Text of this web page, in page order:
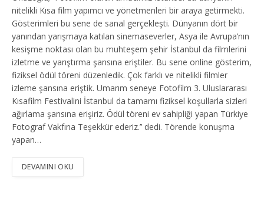
nitelikli Kısa film yapımcı ve yönetmenleri bir araya getirmekti.
Gösterimleri bu sene de sanal gerçekleşti. Dünyanın dört bir
yanından yarışmaya katılan sinemaseverler, Asya ile Avrupa’nın
kesişme noktası olan bu muhteşem şehir İstanbul da filmlerini
izletme ve yarıştırma şansına eriştiler. Bu sene online gösterim,
fiziksel ödül töreni düzenledik. Çok farklı ve nitelikli filmler
izleme şansına eriştik. Umarım seneye Fotofilm 3. Uluslararası
Kısafilm Festivalini İstanbul da tamamı fiziksel koşullarla sizleri
ağırlama şansına erişiriz. Ödül töreni ev sahipliği yapan Türkiye
Fotograf Vakfına Teşekkür ederiz.’’ dedi. Törende konuşma
yapan…
DEVAMINI OKU